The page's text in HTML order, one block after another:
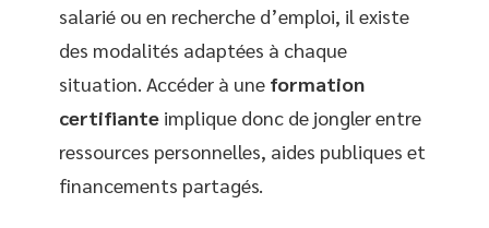
salarié ou en recherche d’emploi, il existe
des modalités adaptées à chaque
situation. Accéder à une formation
certifiante implique donc de jongler entre
ressources personnelles, aides publiques et
financements partagés.